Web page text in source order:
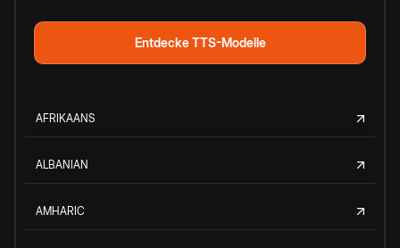
Entdecke TTS-Modelle
AFRIKAANS
ALBANIAN
AMHARIC